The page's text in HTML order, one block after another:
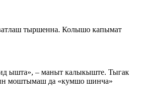
тыршенна. Колышо капымат
ышта», – маныт калыкыште. Тыгак
моштымаш да «кумшо шинча»